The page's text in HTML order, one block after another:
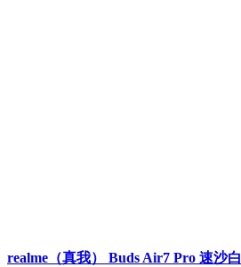
realme（真我） Buds Air7 Pro 速沙白